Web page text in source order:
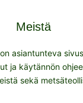
Meistä
asiantunteva
ja käytännön
sekä